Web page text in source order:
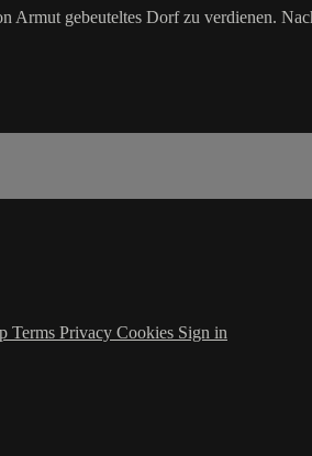
gebeuteltes Dorf zu verdienen.
Terms Privacy Cookies Sign in